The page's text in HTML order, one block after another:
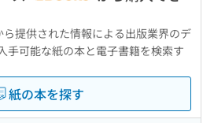
ら提供された情報による出版業界のデ
手可能な紙の本と電子書籍を検索す
紙の本を探す